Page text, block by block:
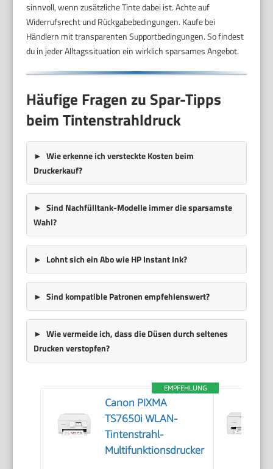
sinnvoll, wenn zusätzliche Tinte dabei ist. Achte auf
Widerrufsrecht und Rückgabebedingungen. Kaufe bei
Händlern mit transparenten Supportbedingungen. So findest
du in jeder Alltagssituation ein wirklich sparsames Angebot.
Häufige Fragen zu Spar-Tipps
beim Tintenstrahldruck
Wie erkenne ich versteckte Kosten beim
Druckerkauf?
Sind Nachfülltank-Modelle immer die sparsamste
Wahl?
Lohnt sich ein Abo wie HP Instant Ink?
Sind kompatible Patronen empfehlenswert?
Wie vermeide ich, dass die Düsen durch seltenes
Drucken verstopfen?
EMPFEHLUNG
Canon PIXMA
TS7650i WLAN-
Tintenstrahl-
Multifunktionsdrucker